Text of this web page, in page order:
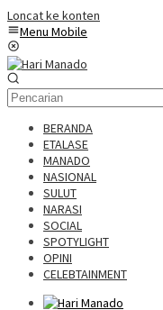
Loncat ke konten
Menu Mobile
BERANDA
ETALASE
MANADO
NASIONAL
SULUT
NARASI
SOCIAL
SPOTYLIGHT
OPINI
CELEBTAINMENT